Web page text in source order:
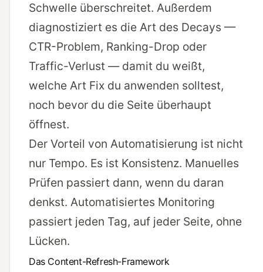
Schwelle überschreitet. Außerdem
diagnostiziert es die Art des Decays —
CTR-Problem, Ranking-Drop oder
Traffic-Verlust — damit du weißt,
welche Art Fix du anwenden solltest,
noch bevor du die Seite überhaupt
öffnest.
Der Vorteil von Automatisierung ist nicht
nur Tempo. Es ist Konsistenz. Manuelles
Prüfen passiert dann, wenn du daran
denkst. Automatisiertes Monitoring
passiert jeden Tag, auf jeder Seite, ohne
Lücken.
Das Content-Refresh-Framework